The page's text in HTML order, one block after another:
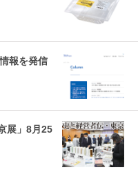
報を発信
展」8月25